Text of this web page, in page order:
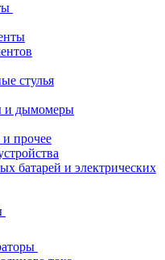
стулья
и дымомеры
прочее
батарей и электрических